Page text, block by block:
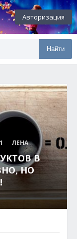
Авторизация
Найти
1 ЛЕНА
В
НО